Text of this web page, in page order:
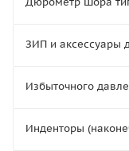
ЗИП и аксессуары
Избыточного
Инденторы